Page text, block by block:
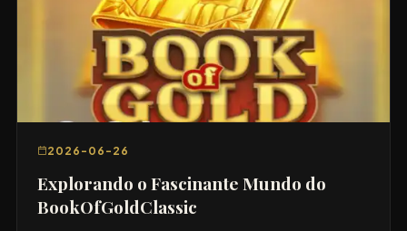
2026-06-26
Explorando o Fascinante Mundo do
BookOfGoldClassic